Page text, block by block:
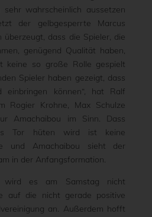
sehr wahrscheinlich aussetzen
der gelbgesperrte Marcus
überzeugt, dass die Spieler, die
genügend Qualität haben,
keine so große Rolle gespielt
Spieler haben gezeigt, dass
einbringen können“, hat Ralf
Rogier Krohne, Max Schulze
Amachaibou im Sinn. Dass
Tor hüten wird ist keine
und Amachaibou sieht der
in der Anfangsformation.
wird es am Samstag nicht
auf die nicht gerade positive
an. Außerdem hofft